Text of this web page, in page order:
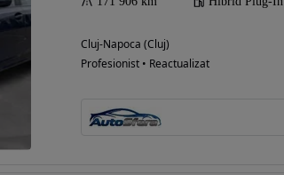
Cluj-Napoca (Cluj)
Profesionist • Reactualizat